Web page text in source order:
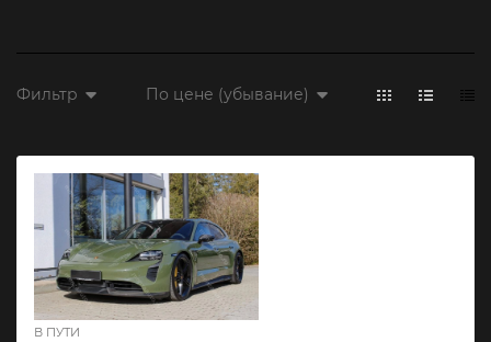
Фильтр По цене (убывание)
В ПУТИ